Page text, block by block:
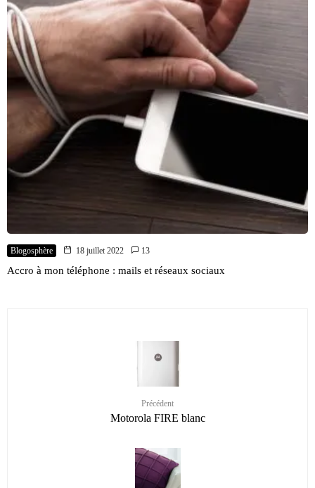
Blogosphère 18 juillet 2022 13
Accro à mon téléphone : mails et réseaux sociaux
Précédent
Motorola FIRE blanc